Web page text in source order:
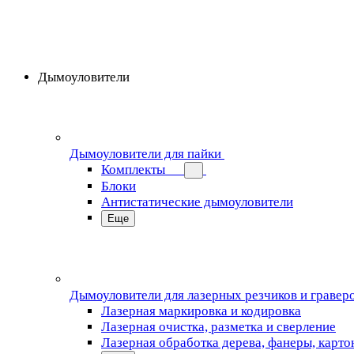
Дымоуловители
Дымоуловители для пайки
Комплекты
Блоки
Антистатические дымоуловители
Еще
Дымоуловители для лазерных резчиков и
Лазерная маркировка и кодировка
Лазерная очистка, разметка и сверление
Лазерная обработка дерева, фанеры,